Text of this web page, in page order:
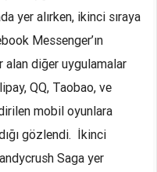
yer alırken, ikinci sıraya
Messenger’ın
alan diğer uygulamalar
QQ, Taobao, ve
mobil oyunlara
gözlendi. İkinci
Saga yer